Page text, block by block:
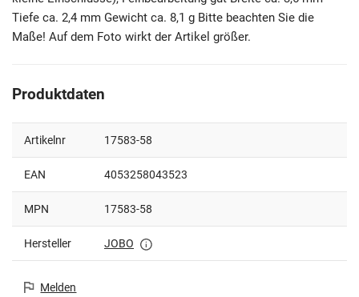
Tiefe ca. 2,4 mm Gewicht ca. 8,1 g Bitte beachten Sie die
Maße! Auf dem Foto wirkt der Artikel größer.
Produktdaten
Artikelnr 17583-58
EAN 4053258043523
MPN 17583-58
Hersteller JOBO
Melden